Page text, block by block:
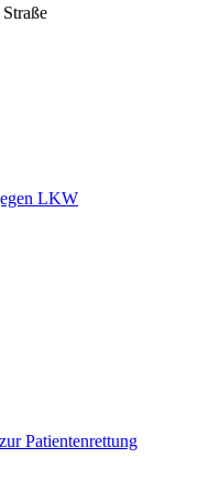
LKW
Patientenrettung